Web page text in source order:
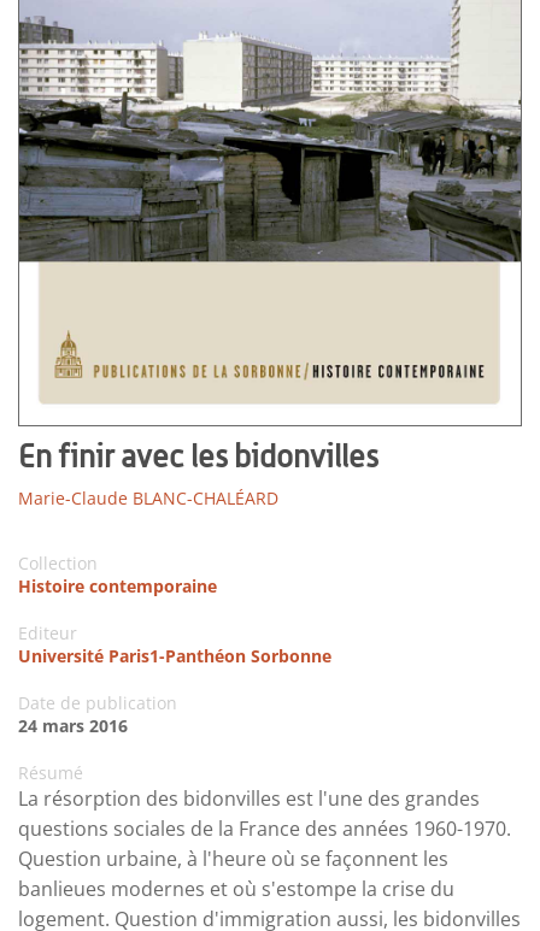
En finir avec les bidonvilles
Marie-Claude BLANC-CHALÉARD
Collection
Histoire contemporaine
Editeur
Université Paris1-Panthéon Sorbonne
Date de publication
24 mars 2016
Résumé
La résorption des bidonvilles est l'une des grandes
questions sociales de la France des années 1960-1970.
Question urbaine, à l'heure où se façonnent les
banlieues modernes et où s'estompe la crise du
logement. Question d'immigration aussi, les bidonvilles